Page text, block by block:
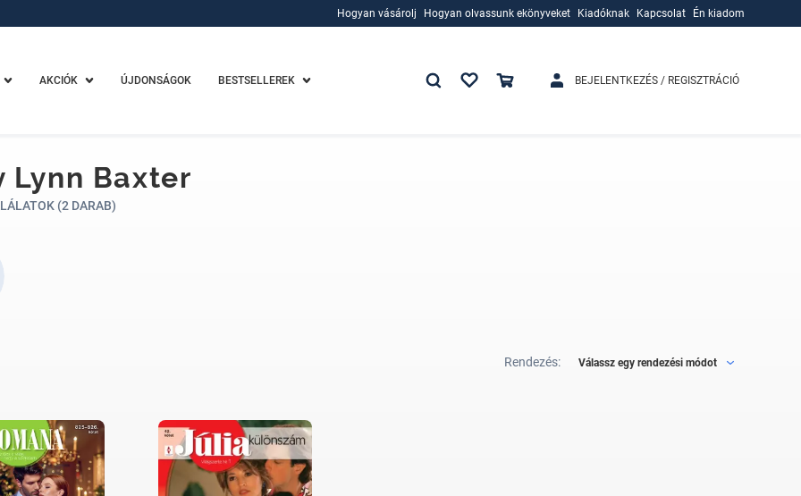
Hogyan vásárolj
Hogyan olvassunk ekönyveket
Kiadóknak
Kapcsolat Én kiadom
AKCIÓK ÚJDONSÁGOK BESTSELLEREK BEJELENTKEZÉS / REGISZTRÁCIÓ
Lynn Baxter
(2 DARAB)
Rendezés: Válassz egy rendezési módot